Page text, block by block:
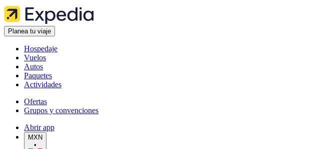
Planea tu viaje
Hospedaje
Vuelos
Autos
Paquetes
Actividades
Ofertas
Grupos y convenciones
Abrir app
MXN
•